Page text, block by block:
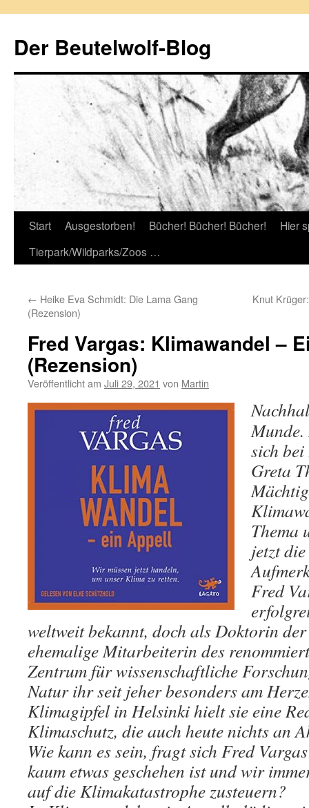
springen
Der Beutelwolf-Blog
Start Ausgestorben! Bücher! Bücher! Bücher!
Hier
Tierpark/Wildparks/Zoos …
← Heike Eva Schmidt: Die Lama Gang
(Rezension)
Knut
Fred Vargas: Klimawandel –
(Rezension)
Veröffentlicht am Juli 29, 2021 von Martin
sich
Greta
Thema
jetzt
Fred
weltweit bekannt, doch als Doktorin
ehemalige Mitarbeiterin des
Zentrum für wissenschaftliche
Natur ihr seit jeher besonders am
Klimagipfel in Helsinki hielt sie eine
Klimaschutz, die auch heute nichts an
Wie kann es sein, fragt sich Fred
kaum etwas geschehen ist und wir
auf die Klimakatastrophe zusteuern?